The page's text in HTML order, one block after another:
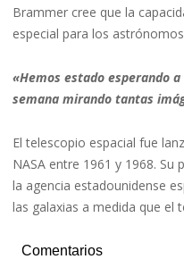
Brammer cree que la
especial para los
«Hemos estado esperando
semana mirando tantas
El telescopio espacial fue
NASA entre 1961 y 1968.
la agencia estadounidense
las galaxias a medida que el
Comentarios